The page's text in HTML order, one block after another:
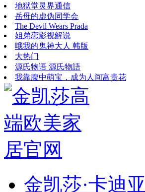
地狱堂灵界通信
岳母的虚伪同学会
The Devil Wears Prada
姐弟恋影视解说
哦我的鬼神大人 韩版
大热门
源氏物语 源氏物語
我靠腹中萌宝，成为人间富贵花
金凯莎·卡迪亚